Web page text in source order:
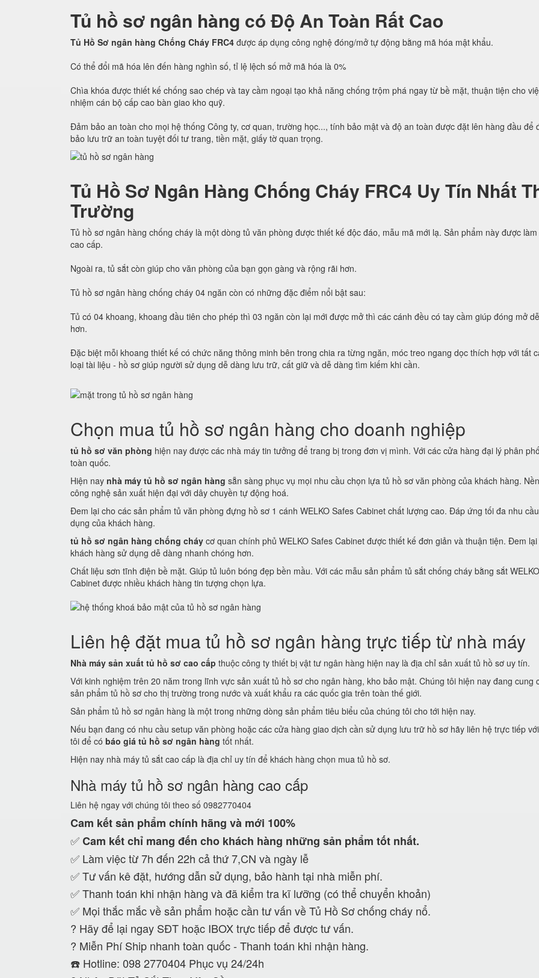
Tủ hồ sơ ngân hàng có Độ An Toàn Rất Cao
Tủ Hồ Sơ ngân hàng Chống Cháy FRC4 được áp dụng công nghệ đóng/mở tự động bằng mã hóa mật khẩu.
Có thể đổi mã hóa lên đến hàng nghìn số, tỉ lệ lệch số mở mã hóa là 0%
Chìa khóa được thiết kế chống sao chép và tay cầm ngoại tạo khả năng chống trộm phá ngay từ bề mặt, thuận tiện cho
nhiệm cán bộ cấp cao bàn giao kho quỹ.
Đảm bảo an toàn cho mọi hệ thống Công ty, cơ quan, trường học..., tính bảo mật và độ an toàn được đặt lên hàng đầu để
bảo lưu trữ an toàn tuyệt đối tư trang, tiền mặt, giấy tờ quan trọng.
Tủ Hồ Sơ Ngân Hàng Chống Cháy FRC4 Uy Tín Nhất
Trường
Tủ hồ sơ ngân hàng chống cháy là một dòng tủ văn phòng được thiết kế độc đáo, mẫu mã mới lạ. Sản phẩm này được
cao cấp.
Ngoài ra, tủ sắt còn giúp cho văn phòng của bạn gọn gàng và rộng rãi hơn.
Tủ hồ sơ ngân hàng chống cháy 04 ngăn còn có những đặc điểm nổi bật sau:
Tủ có 04 khoang, khoang đầu tiên cho phép thì 03 ngăn còn lại mới được mở thì các cánh đều có tay cầm giúp đóng mở
hơn.
Đặc biệt mỗi khoang thiết kế có chức năng thông minh bên trong chia ra từng ngăn, móc treo ngang dọc thích hợp với tất
loại tài liệu - hồ sơ giúp người sử dụng dễ dàng lưu trữ, cất giữ và dễ dàng tìm kiếm khi cần.
Chọn mua tủ hồ sơ ngân hàng cho doanh nghiệp
tủ hồ sơ văn phòng hiện nay được các nhà máy tin tưởng để trang bị trong đơn vị mình. Với các cửa hàng đại lý phân
toàn quốc.
Hiện nay nhà máy tủ hồ sơ ngân hàng sẵn sàng phục vụ mọi nhu cầu chọn lựa tủ hồ sơ văn phòng của khách hàng.
công nghệ sản xuất hiện đại với dây chuyền tự động hoá.
Đem lại cho các sản phẩm tủ văn phòng đựng hồ sơ 1 cánh WELKO Safes Cabinet chất lượng cao. Đáp ứng tối đa nhu
dụng của khách hàng.
tủ hồ sơ ngân hàng chống cháy cơ quan chính phủ WELKO Safes Cabinet được thiết kế đơn giản và thuận tiện. Đem lại
khách hàng sử dụng dễ dàng nhanh chóng hơn.
Chất liệu sơn tĩnh điện bề mặt. Giúp tủ luôn bóng đẹp bền mầu. Với các mẫu sản phẩm tủ sắt chống cháy bằng sắt
Cabinet được nhiều khách hàng tin tượng chọn lựa.
Liên hệ đặt mua tủ hồ sơ ngân hàng trực tiếp từ nhà máy
Nhà máy sản xuất tủ hồ sơ cao cấp thuộc công ty thiết bị vật tư ngân hàng hiện nay là địa chỉ sản xuất tủ hồ sơ uy tín.
Với kinh nghiệm trên 20 năm trong lĩnh vực sản xuất tủ hồ sơ cho ngân hàng, kho bảo mật. Chúng tôi hiện nay đang cung
sản phẩm tủ hồ sơ cho thị trường trong nước và xuất khẩu ra các quốc gia trên toàn thế giới.
Sản phẩm tủ hồ sơ ngân hàng là một trong những dòng sản phẩm tiêu biểu của chúng tôi cho tới hiện nay.
Nếu bạn đang có nhu cầu setup văn phòng hoặc các cửa hàng giao dịch cần sử dụng lưu trữ hồ sơ hãy liên hệ trực tiếp
tôi để có báo giá tủ hồ sơ ngân hàng tốt nhất.
Hiện nay nhà máy tủ sắt cao cấp là địa chỉ uy tín để khách hàng chọn mua tủ hồ sơ.
Nhà máy tủ hồ sơ ngân hàng cao cấp
Liên hệ ngay với chúng tôi theo số 0982770404
Cam kếtsản phẩm chính hãng và mới 100%
✅Cam kếtchỉ mang đến cho khách hàng những sản phẩm tốt nhất.
✅ Làm việc từ 7h đến 22h cả thứ 7,CN và ngày lễ
✅ Tư vấn kê đặt, hướng dẫn sử dụng, bảo hành tại nhà miễn phí.
✅ Thanh toán khi nhận hàng và đã kiểm tra kĩ lưỡng (có thể chuyển khoản)
✅ Mọi thắc mắc về sản phẩm hoặc cần tư vấn về Tủ Hồ Sơ chống cháy nổ.
? Hãy để lại ngay SĐT hoặc IBOX trực tiếp để được tư vấn.
? Miễn Phí Ship nhanh toàn quốc - Thanh toán khi nhận hàng.
☎️ Hotline: 098 2770404 Phục vụ 24/24h